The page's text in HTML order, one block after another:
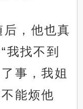
，他也真
我找不到
事，我姐
能烦他